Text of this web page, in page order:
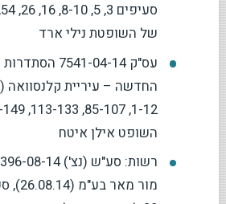
של השופטת נילי ארד
עס"ק 7541-04-
השופט אילן איטח